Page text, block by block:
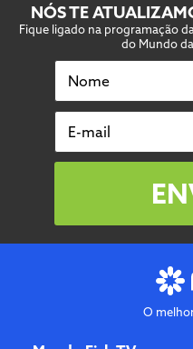
NÓS TE
Fique ligado na programação
do Mundo
Nome
E-mail
O